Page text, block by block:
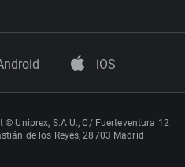
iOS
© Uniprex, S.A.U., C/ Fuerteventura 12
de los Reyes, 28703 Madrid